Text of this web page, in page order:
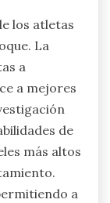
los atletas
La
a
a mejores
de
más altos
a